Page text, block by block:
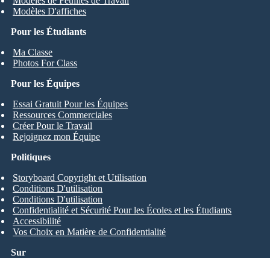
Pour les Étudiants
Ma Classe
Photos For Class
Modèles D'affiches
Pour les Équipes
Essai Gratuit Pour les Équipes
Ressources Commerciales
Créer Pour le Travail
Rejoignez mon Équipe
Sur
Politiques
Storyboard Copyright et Utilisation
Conditions D'utilisation
Conditions D'utilisation
Confidentialité et Sécurité Pour les Écoles et les Étudiants
Accessibilité
Vos Choix en Matière de Confidentialité